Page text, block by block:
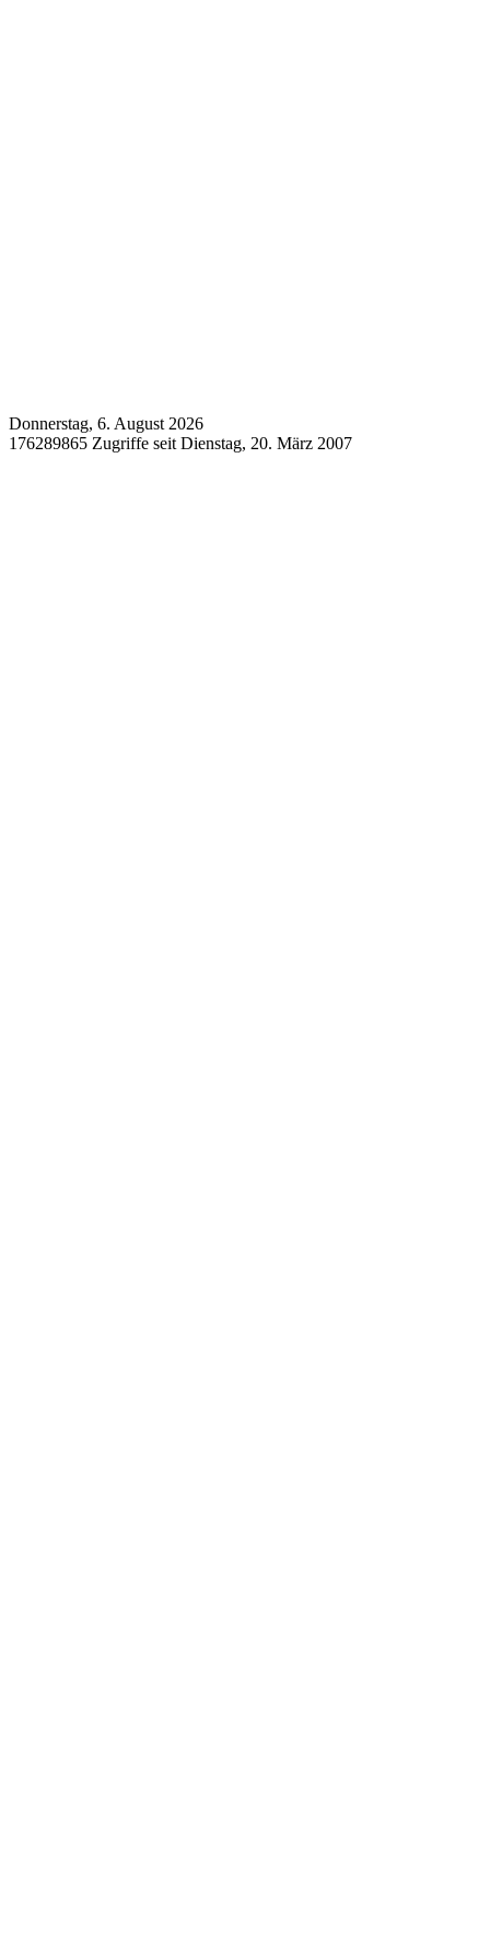
Donnerstag, 6. August 2026
176289865 Zugriffe seit Dienstag, 20. März 2007